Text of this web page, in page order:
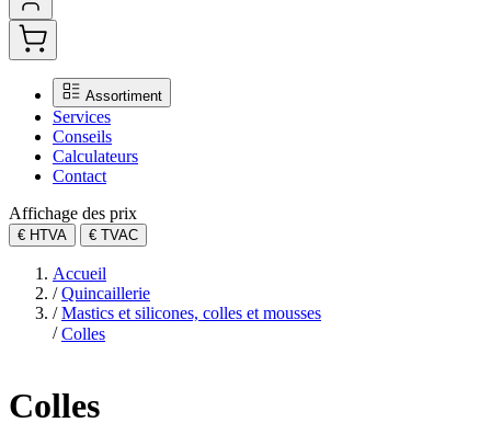
Assortiment
Services
Conseils
Calculateurs
Contact
Affichage des prix
€ HTVA € TVAC
Accueil
/ Quincaillerie
/ Mastics et silicones, colles et mousses
/ Colles
Colles